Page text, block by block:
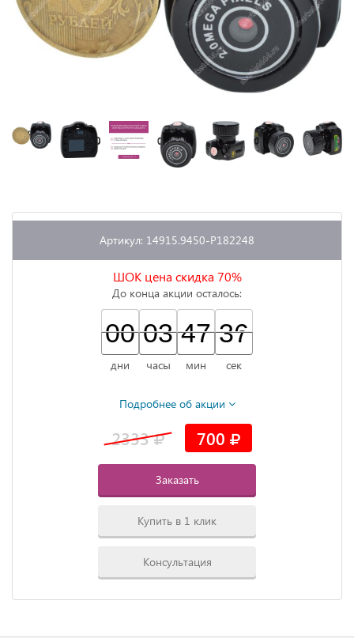
Артикул: 14915.9450-P182248
ШОК цена скидка 70%
До конца акции осталось:
00
00
00
дни
03
03
00
часы
47
47
00
мин
36
36
37
сек
Подробнее об акции
2333 700
Заказать
Купить в 1 клик
Консультация